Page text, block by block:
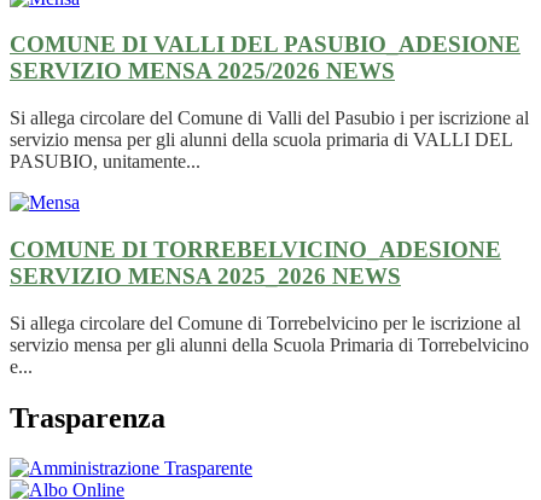
COMUNE DI VALLI DEL PASUBIO_ADESIONE
SERVIZIO MENSA 2025/2026 NEWS
Si allega circolare del Comune di Valli del Pasubio i per iscrizione al
servizio mensa per gli alunni della scuola primaria di VALLI DEL
PASUBIO, unitamente...
COMUNE DI TORREBELVICINO_ADESIONE
SERVIZIO MENSA 2025_2026 NEWS
Si allega circolare del Comune di Torrebelvicino per le iscrizione al
servizio mensa per gli alunni della Scuola Primaria di Torrebelvicino
e...
Trasparenza